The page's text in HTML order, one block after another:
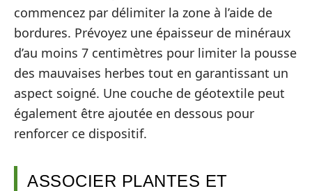
commencez par délimiter la zone à l’aide de
bordures. Prévoyez une épaisseur de minéraux
d’au moins 7 centimètres pour limiter la pousse
des mauvaises herbes tout en garantissant un
aspect soigné. Une couche de géotextile peut
également être ajoutée en dessous pour
renforcer ce dispositif.
ASSOCIER PLANTES ET